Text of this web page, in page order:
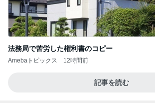
明日からやっとわたしも自由時
Amebaトピックス 1日前
渡辺美奈代オフィシャルブログ「